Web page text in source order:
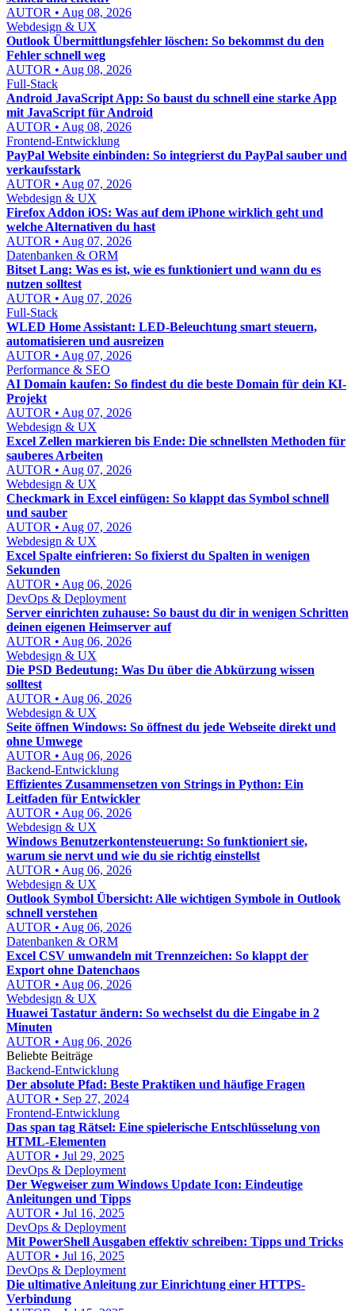
AUTOR • Aug 08, 2026
Webdesign & UX
Outlook Übermittlungsfehler löschen: So bekommst du den
Fehler schnell weg
AUTOR • Aug 08, 2026
Full-Stack
Android JavaScript App: So baust du schnell eine starke App
mit JavaScript für Android
AUTOR • Aug 08, 2026
Frontend-Entwicklung
PayPal Website einbinden: So integrierst du PayPal sauber und
verkaufsstark
AUTOR • Aug 07, 2026
Webdesign & UX
Firefox Addon iOS: Was auf dem iPhone wirklich geht und
welche Alternativen du hast
AUTOR • Aug 07, 2026
Datenbanken & ORM
Bitset Lang: Was es ist, wie es funktioniert und wann du es
nutzen solltest
AUTOR • Aug 07, 2026
Full-Stack
WLED Home Assistant: LED-Beleuchtung smart steuern,
automatisieren und ausreizen
AUTOR • Aug 07, 2026
Performance & SEO
AI Domain kaufen: So findest du die beste Domain für dein KI-
Projekt
AUTOR • Aug 07, 2026
Webdesign & UX
Excel Zellen markieren bis Ende: Die schnellsten Methoden für
sauberes Arbeiten
AUTOR • Aug 07, 2026
Webdesign & UX
Checkmark in Excel einfügen: So klappt das Symbol schnell
und sauber
AUTOR • Aug 07, 2026
Webdesign & UX
Excel Spalte einfrieren: So fixierst du Spalten in wenigen
Sekunden
AUTOR • Aug 06, 2026
DevOps & Deployment
Server einrichten zuhause: So baust du dir in wenigen Schritten
deinen eigenen Heimserver auf
AUTOR • Aug 06, 2026
Webdesign & UX
Die PSD Bedeutung: Was Du über die Abkürzung wissen
solltest
AUTOR • Aug 06, 2026
Webdesign & UX
Seite öffnen Windows: So öffnest du jede Webseite direkt und
ohne Umwege
AUTOR • Aug 06, 2026
Backend-Entwicklung
Effizientes Zusammensetzen von Strings in Python: Ein
Leitfaden für Entwickler
AUTOR • Aug 06, 2026
Webdesign & UX
Windows Benutzerkontensteuerung: So funktioniert sie,
warum sie nervt und wie du sie richtig einstellst
AUTOR • Aug 06, 2026
Webdesign & UX
Outlook Symbol Übersicht: Alle wichtigen Symbole in Outlook
schnell verstehen
AUTOR • Aug 06, 2026
Datenbanken & ORM
Excel CSV umwandeln mit Trennzeichen: So klappt der
Export ohne Datenchaos
AUTOR • Aug 06, 2026
Webdesign & UX
Huawei Tastatur ändern: So wechselst du die Eingabe in 2
Minuten
AUTOR • Aug 06, 2026
Beliebte Beiträge
Backend-Entwicklung
Der absolute Pfad: Beste Praktiken und häufige Fragen
AUTOR • Sep 27, 2024
Frontend-Entwicklung
Das span tag Rätsel: Eine spielerische Entschlüsselung von
HTML-Elementen
AUTOR • Jul 29, 2025
DevOps & Deployment
Der Wegweiser zum Windows Update Icon: Eindeutige
Anleitungen und Tipps
AUTOR • Jul 16, 2025
DevOps & Deployment
Mit PowerShell Ausgaben effektiv schreiben: Tipps und Tricks
AUTOR • Jul 16, 2025
DevOps & Deployment
Die ultimative Anleitung zur Einrichtung einer HTTPS-
Verbindung